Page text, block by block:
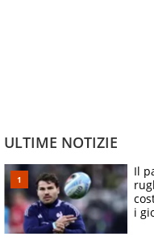
ULTIME NOTIZIE
Il
i